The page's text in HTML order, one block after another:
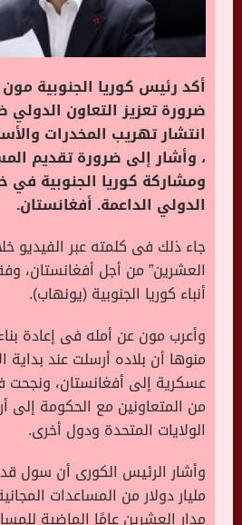
أكد رئيس كوريا الجنوبية
ضرورة تعزيز التعاون الدولي
انتشار تهريب المخدرات
، وأشار إلى ضرورة تقديم
ومشاركة كوريا الجنوبية في
الدولي الداعمة. أفغانستان.
جاء ذلك فى كلمته عبر الفيديو
العشرين” من أجل أفغانستان،
أنباء كوريا الجنوبية (يونهاب).
وأعرب مون عن أمله فى إعادة
منوها أن بلاده أرسلت عند بداية
من المتعاونين مع الحكومة إلى
الولايات المتحدة ودول أخرى.
وأشار الرئيس الكورى أن سول
مليار دولار من المساعدات
مدار العشرين عامًا الماضية